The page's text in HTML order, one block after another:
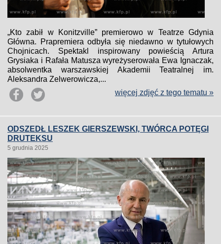
„Kto zabił w Konitzville” premierowo w Teatrze Gdynia
Główna. Prapremiera odbyła się niedawno w tytułowych
Chojnicach. Spektakl inspirowany powieścią Artura
Grysiaka i Rafała Matusza wyreżyserowała Ewa Ignaczak,
absolwentka warszawskiej Akademii Teatralnej im.
Aleksandra Zelwerowicza,...
więcej zdjęć z tego tematu »
ODSZEDŁ LESZEK GIERSZEWSKI, TWÓRCA POTĘGI
DRUTEKSU
5 grudnia 2025